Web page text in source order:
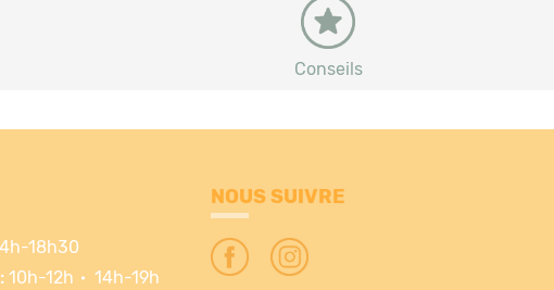
Conseils
18h30
10h-12h 14h-19h
NOUS SUIVRE